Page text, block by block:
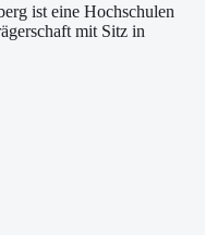
ist eine Hochschulen
mit Sitz in